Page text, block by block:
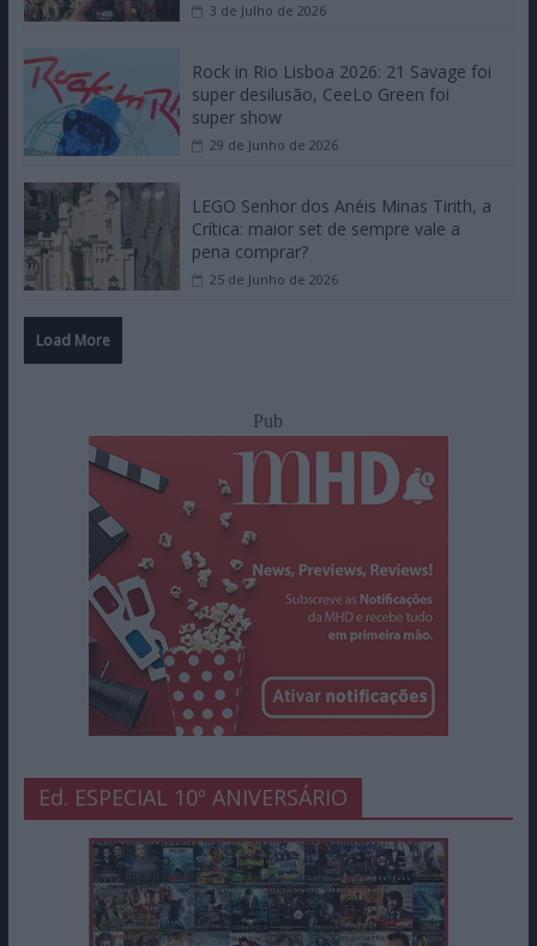
3 de Julho de 2026
Rock in Rio Lisboa 2026: 21 Savage foi
super desilusão, CeeLo Green foi
super show
29 de Junho de 2026
LEGO Senhor dos Anéis Minas Tirith, a
Crítica: maior set de sempre vale a
pena comprar?
25 de Junho de 2026
Load More
Pub
Ed. ESPECIAL 10º ANIVERSÁRIO